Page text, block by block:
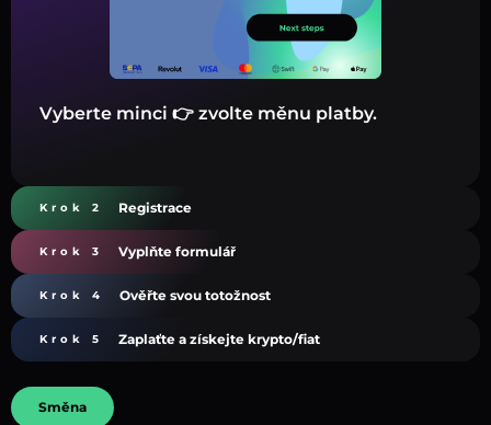
Vyberte minci 👉 zvolte měnu platby.
Krok 2 Registrace
Krok 3 Vyplňte formulář
Krok 4 Ověřte svou totožnost
Krok 5 Zaplaťte a získejte krypto/fiat
Směna